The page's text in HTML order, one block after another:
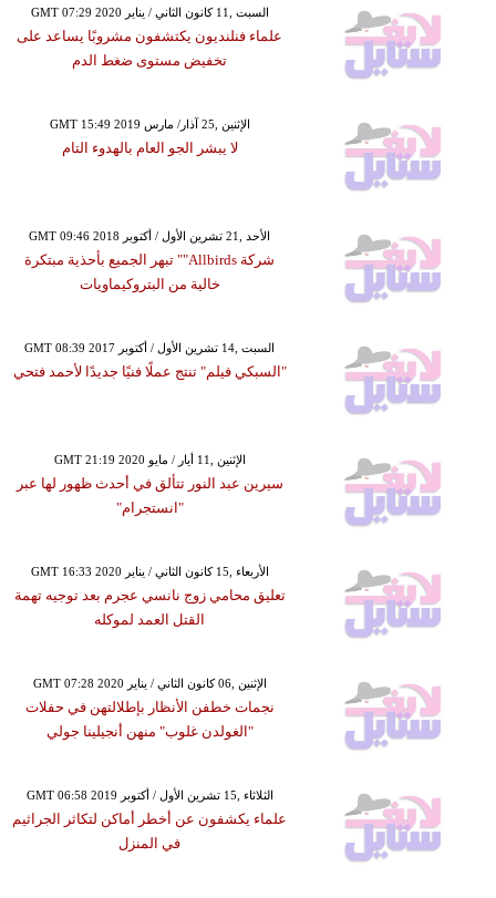
GMT 07:29 2020 السبت ,11 كانون الثاني / يناير
علماء فنلنديون يكتشفون مشروبًا يساعد على
تخفيض مستوى ضغط الدم
GMT 15:49 2019 الإثنين ,25 آذار/ مارس
لا يبشر الجو العام بالهدوء التام
GMT 09:46 2018 الأحد ,21 تشرين الأول / أكتوبر
شركة Allbirds"" تبهر الجميع بأحذية مبتكرة
خالية من البتروكيماويات
GMT 08:39 2017 السبت ,14 تشرين الأول / أكتوبر
"السبكي فيلم" تنتج عملًا فنيًا جديدًا لأحمد فتحي
GMT 21:19 2020 الإثنين ,11 أيار / مايو
سيرين عبد النور تتألق في أحدث ظهور لها عبر
"انستجرام"
GMT 16:33 2020 الأربعاء ,15 كانون الثاني / يناير
تعليق محامي زوج نانسي عجرم بعد توجيه تهمة
القتل العمد لموكله
GMT 07:28 2020 الإثنين ,06 كانون الثاني / يناير
نجمات خطفن الأنظار بإطلالتهن في حفلات
"الغولدن غلوب" منهن أنجيلينا جولي
GMT 06:58 2019 الثلاثاء ,15 تشرين الأول / أكتوبر
علماء يكشفون عن أخطر أماكن لتكاثر الجراثيم
في المنزل